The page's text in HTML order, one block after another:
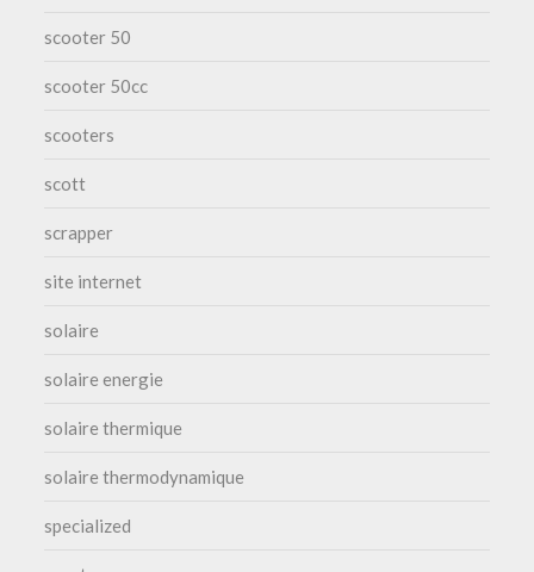
scooter 50
scooter 50cc
scooters
scott
scrapper
site internet
solaire
solaire energie
solaire thermique
solaire thermodynamique
specialized